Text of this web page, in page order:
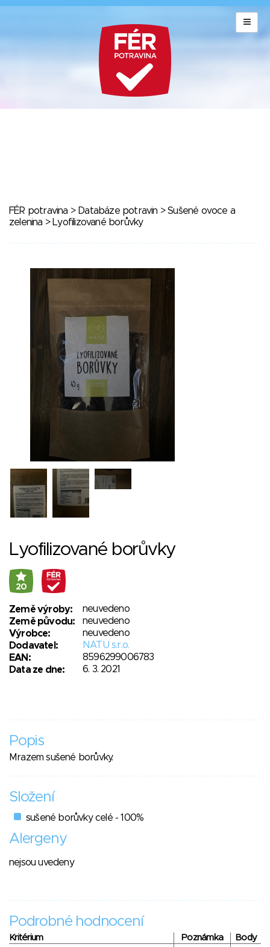
FÉR potravina > Databáze potravin >Sušené ovoce a
zelenina > Lyofilizované borůvky
Lyofilizované borůvky
20
Země výroby:
neuvedeno
Země původu:
neuvedeno
Výrobce:
neuvedeno
Dodavatel:
NATU s.r.o.
EAN:
8596299006783
Data ze dne:
6. 3. 2021
Popis
Mrazem sušené borůvky.
Složení
sušené borůvky celé - 100%
Alergeny
nejsou uvedeny
Podrobné hodnocení
Kritérium Poznámka Body